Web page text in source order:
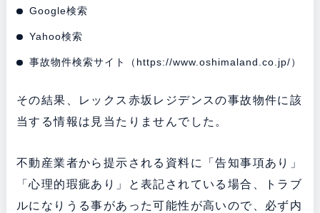
Google検索
Yahoo検索
事故物件検索サイト（ https://www.oshimaland.co.jp/）
その結果、レックス赤坂レジデンスの事故物件に該
当する情報は見当たりませんでした。
不動産業者から提示される資料に「告知事項あり」
「心理的瑕疵あり」と表記されている場合、トラブ
ルになりうる事があった可能性が高いので、必ず内